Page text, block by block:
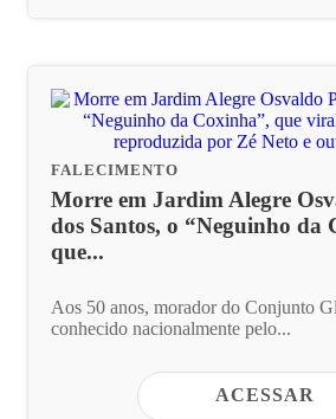
FALECIMENTO
Morre em Jardim Alegre
dos Santos, o “Neguinho da
que...
Aos 50 anos, morador do Conjunto
conhecido nacionalmente pelo...
ACESSAR